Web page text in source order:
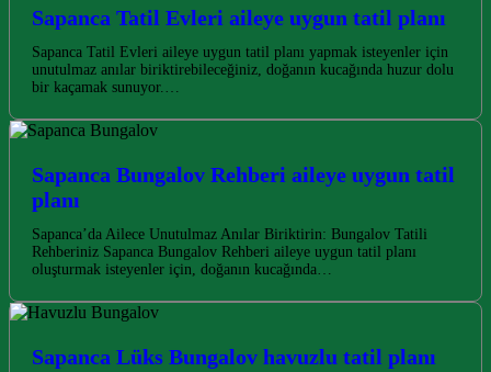
Sapanca Tatil Evleri aileye uygun tatil planı
Sapanca Tatil Evleri aileye uygun tatil planı yapmak isteyenler için
unutulmaz anılar biriktirebileceğiniz, doğanın kucağında huzur dolu
bir kaçamak sunuyor.…
Sapanca Bungalov Rehberi aileye uygun tatil
planı
Sapanca’da Ailece Unutulmaz Anılar Biriktirin: Bungalov Tatili
Rehberiniz Sapanca Bungalov Rehberi aileye uygun tatil planı
oluşturmak isteyenler için, doğanın kucağında…
Sapanca Lüks Bungalov havuzlu tatil planı